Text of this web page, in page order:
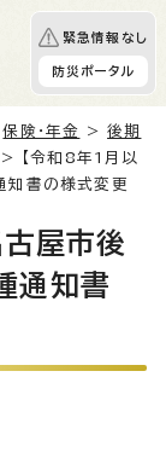
緊急情報なし
防災ポータル
保険・年金 >後期
> 【令和8年1月以
知書の様式変更
古屋市後
通知書